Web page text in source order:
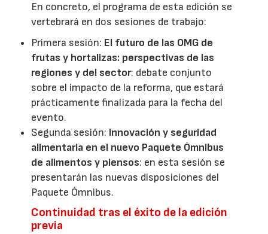
En concreto, el programa de esta edición se
vertebrará en dos sesiones de trabajo:
Primera sesión: El futuro de las OMG de
frutas y hortalizas: perspectivas de las
regiones y del sector: debate conjunto
sobre el impacto de la reforma, que estará
prácticamente finalizada para la fecha del
evento.
Segunda sesión: Innovación y seguridad
alimentaria en el nuevo Paquete Ómnibus
de alimentos y piensos: en esta sesión se
presentarán las nuevas disposiciones del
Paquete Ómnibus.
Continuidad tras el éxito de la edición
previa